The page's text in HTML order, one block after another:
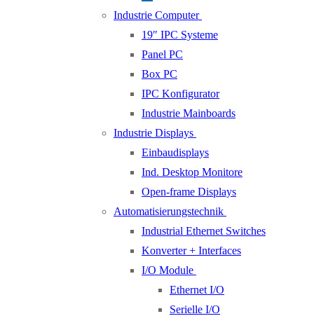
Industrie Computer
19″ IPC Systeme
Panel PC
Box PC
IPC Konfigurator
Industrie Mainboards
Industrie Displays
Einbaudisplays
Ind. Desktop Monitore
Open-frame Displays
Automatisierungstechnik
Industrial Ethernet Switches
Konverter + Interfaces
I/O Module
Ethernet I/O
Serielle I/O